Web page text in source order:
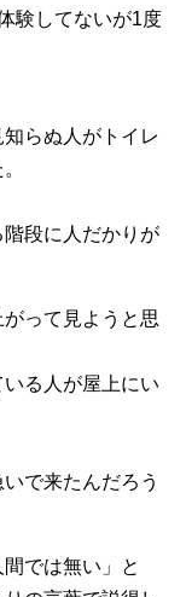
験してないが1度
らぬ人がトイレ
段に人だかりが
って見ようと思
る人が屋上にい
で来たんだろう
では無い」と